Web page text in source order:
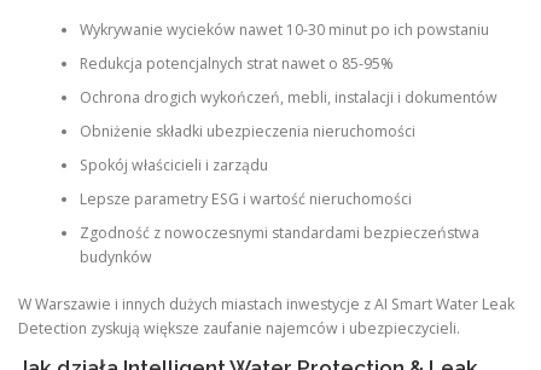
Wykrywanie wycieków nawet 10-30 minut po ich powstaniu
Redukcja potencjalnych strat nawet o 85-95%
Ochrona drogich wykończeń, mebli, instalacji i dokumentów
Obniżenie składki ubezpieczenia nieruchomości
Spokój właścicieli i zarządu
Lepsze parametry ESG i wartość nieruchomości
Zgodność z nowoczesnymi standardami bezpieczeństwa
budynków
W Warszawie i innych dużych miastach inwestycje z AI Smart Water Leak
Detection zyskują większe zaufanie najemców i ubezpieczycieli.